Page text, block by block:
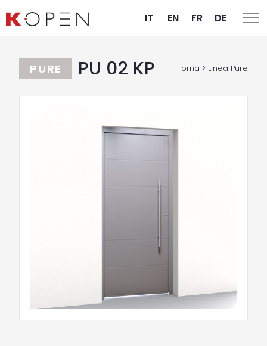
IT EN FR DE
PURE PU 02 KP Torna > Linea Pure